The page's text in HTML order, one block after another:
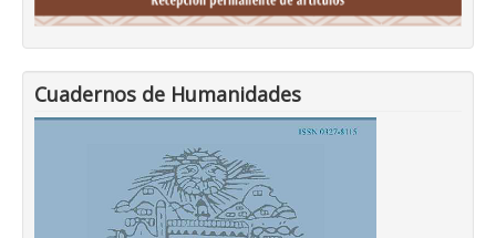
Cuadernos de Humanidades